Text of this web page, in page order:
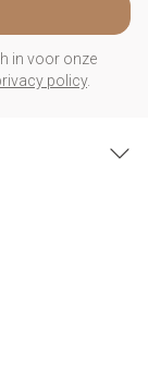
in voor onze
policy.